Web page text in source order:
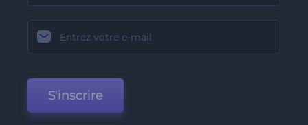
S'inscrire